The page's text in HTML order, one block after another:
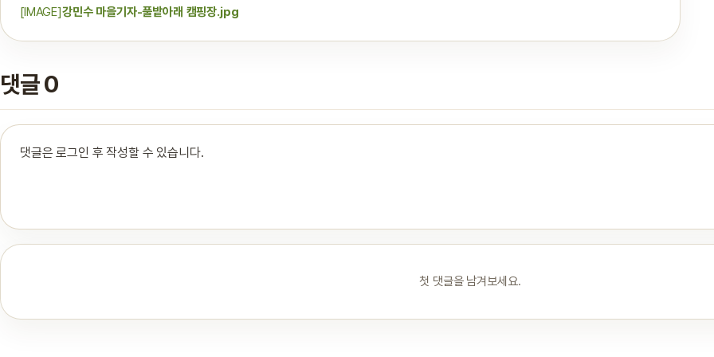
[IMAGE]강민수 마을기자-풀밭아래 캠핑장.jpg
댓글 0
댓글은 로그인 후 작성할 수 있습니다.
첫 댓글을 남겨보세요.